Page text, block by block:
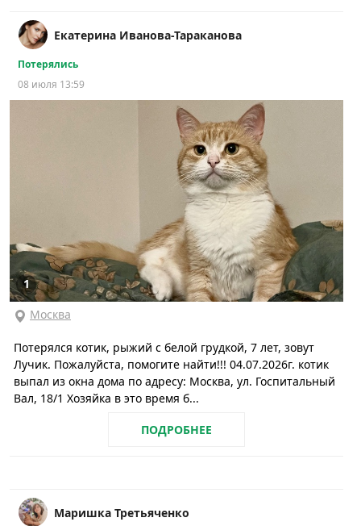
Екатерина Иванова-Тараканова
Потерялись
08 июля 13:59
1
Москва
Потерялся котик, рыжий с белой грудкой, 7 лет, зовут
Лучик. Пожалуйста, помогите найти!!! 04.07.2026г. котик
выпал из окна дома по адресу: Москва, ул. Госпитальный
Вал, 18/1 Хозяйка в это время б...
ПОДРОБНЕЕ
Маришка Третьяченко